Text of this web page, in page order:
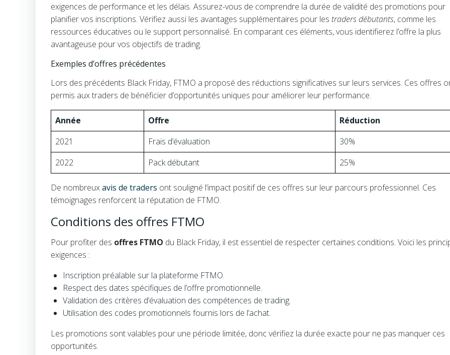
exigences de performance et les délais. Assurez-vous de comprendre la durée de validité des promotions pour
planifier vos inscriptions. Vérifiez aussi les avantages supplémentaires pour les traders débutants, comme les
ressources éducatives ou le support personnalisé. En comparant ces éléments, vous identifierez l’offre la plus
avantageuse pour vos objectifs de trading.
Exemples d’offres précédentes
Lors des précédents Black Friday, FTMO a proposé des réductions significatives sur leurs services. Ces offres
permis aux traders de bénéficier d’opportunités uniques pour améliorer leur performance.
Année Offre
Réduction
2021
Frais d’évaluation
30%
2022
Pack débutant 25%
De nombreuxavis de traders ont souligné l’impact positif de ces offres sur leur parcours professionnel. Ces
témoignages renforcent la réputation de FTMO.
Conditions des offres FTMO
Pour profiter des offres FTMO du Black Friday, il est essentiel de respecter certaines conditions. Voici les
exigences :
Inscription préalable sur la plateforme FTMO.
Respect des dates spécifiques de l’offre promotionnelle.
Validation des critères d’évaluation des compétences de trading.
Utilisation des codes promotionnels fournis lors de l’achat.
Les promotions sont valables pour une période limitée, donc vérifiez la durée exacte pour ne pas manquer ces
opportunités.